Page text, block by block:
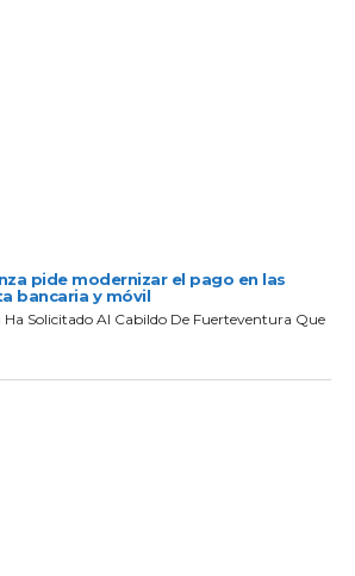
pide modernizar el pago en las
bancaria y móvil
Solicitado Al Cabildo De Fuerteventura Que